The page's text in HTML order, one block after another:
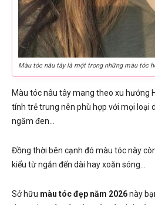
Màu tóc nâu tây là một trong những màu tóc
Màu tóc nâu tây mang theo xu hướng
tính trẻ trung nên phù hợp với mọi loại
ngăm đen…
Đồng thời bên cạnh đó màu tóc này
kiểu từ ngắn đến dài hay xoăn sóng…
Sở hữu màu tóc đẹp năm 2026này